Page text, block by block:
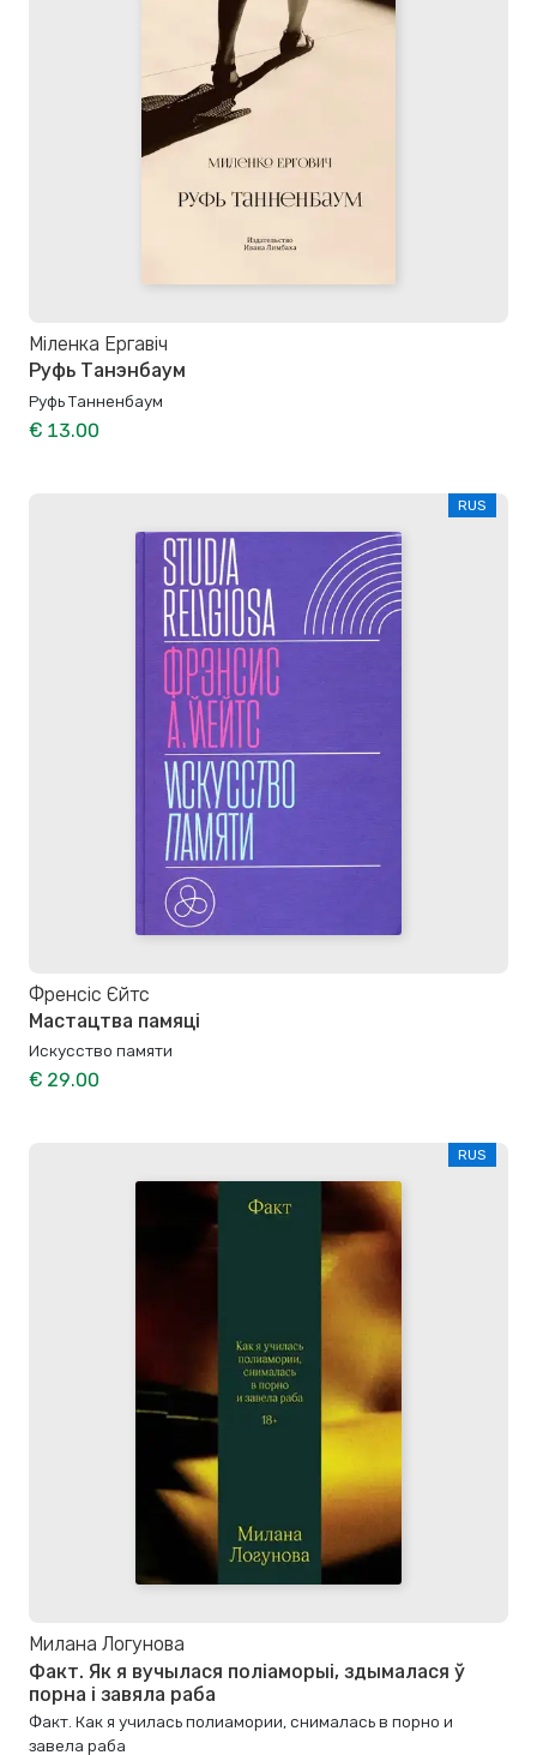
Міленка Ергавіч
Руфь Танэнбаум
Руфь Танненбаум
€ 13.00
RUS
Френсіс Єйтс
Мастацтва памяці
Искусство памяти
€ 29.00
RUS
Милана Логунова
Факт. Як я вучылася поліаморыі, здымалася ў
порна і завяла раба
Факт. Как я училась полиамории, снималась в порно и
завела раба